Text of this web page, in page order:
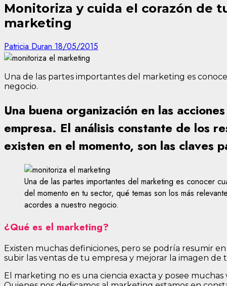
Monitoriza y cuida el corazón de
marketing
Patricia Duran 18/05/2015
Una de las partes importantes del marketing es
negocio.
Una buena organización en las
empresa. El análisis constante de los
existen en el momento, son las claves
Una de las partes importantes del marketing es conocer
del momento en tu sector, qué temas son los más
acordes a nuestro negocio.
¿Qué es el marketing?
Existen muchas definiciones, pero se podría resumir
subir las ventas de tu empresa y mejorar la imagen de
El marketing no es una ciencia exacta y posee